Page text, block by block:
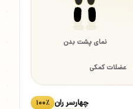
نمای پشت بدن
عضلات کمکی
چهارسر ران ۱۰۰٪